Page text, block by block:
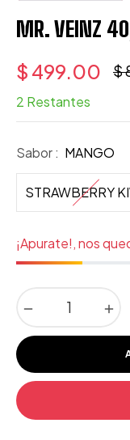
MR. VEINZ
$ 499.00 $
2 Restantes
Sabor : MANGO
STRAWBERRY
¡Apurate!, nos